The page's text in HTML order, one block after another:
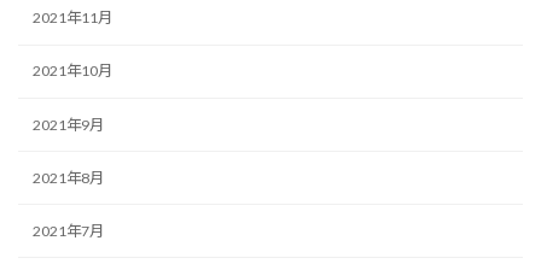
2021年11月
2021年10月
2021年9月
2021年8月
2021年7月